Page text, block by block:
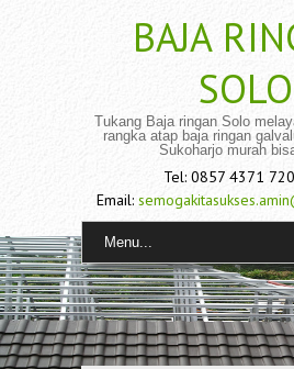
BAJA
SOLO
Tukang Baja ringan Solo
rangka atap baja ringan
Sukoharjo murah
Tel: 0857 4371
Email:
Menu...